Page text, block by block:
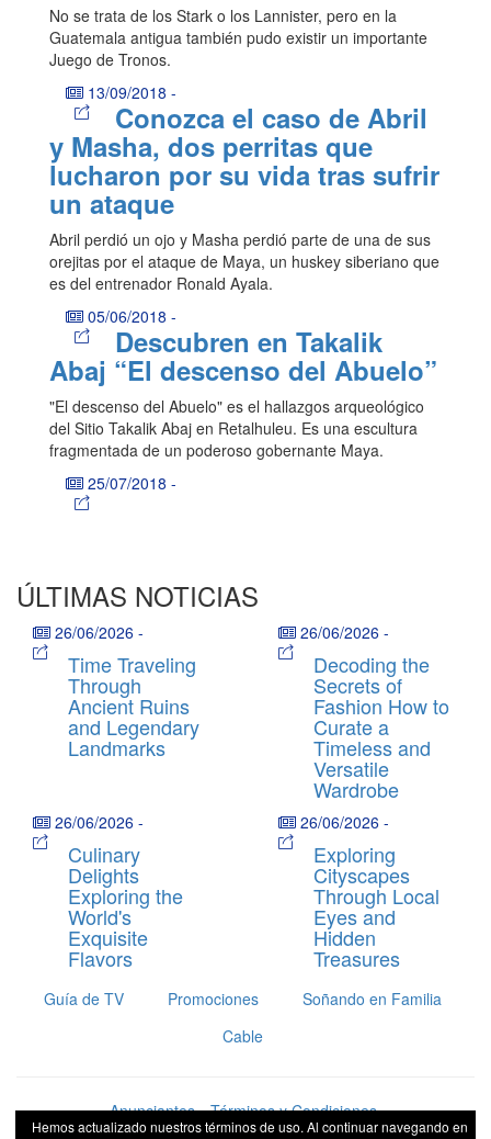
No se trata de los Stark o los Lannister, pero en la
Guatemala antigua también pudo existir un importante
Juego de Tronos.
13/09/2018 -
Conozca el caso de Abril
y Masha, dos perritas que
lucharon por su vida tras sufrir
un ataque
Abril perdió un ojo y Masha perdió parte de una de sus
orejitas por el ataque de Maya, un huskey siberiano que
es del entrenador Ronald Ayala.
05/06/2018 -
Descubren en Takalik
Abaj “El descenso del Abuelo”
"El descenso del Abuelo" es el hallazgos arqueológico
del Sitio Takalik Abaj en Retalhuleu. Es una escultura
fragmentada de un poderoso gobernante Maya.
25/07/2018 -
ÚLTIMAS NOTICIAS
26/06/2026 -
Time Traveling
Through
Ancient Ruins
and Legendary
Landmarks
26/06/2026 -
Decoding the
Secrets of
Fashion How to
Curate a
Timeless and
Versatile
Wardrobe
26/06/2026 -
Culinary
Delights
Exploring the
World's
Exquisite
Flavors
26/06/2026 -
Exploring
Cityscapes
Through Local
Eyes and
Hidden
Treasures
Guía de TV Promociones
Soñando en Familia
Cable
Anunciantes Términos y Condiciones
Hemos actualizado nuestros términos de uso. Al continuar navegando en